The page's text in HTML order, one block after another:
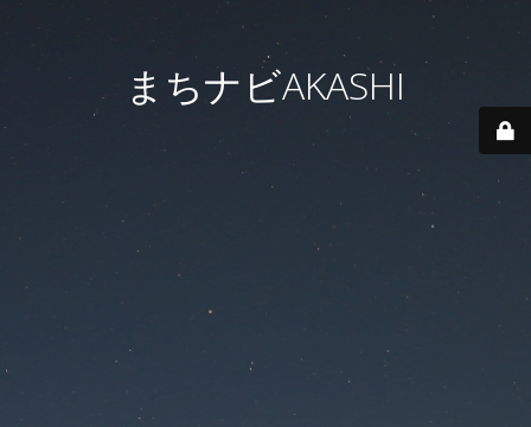
まちナビAKASHI